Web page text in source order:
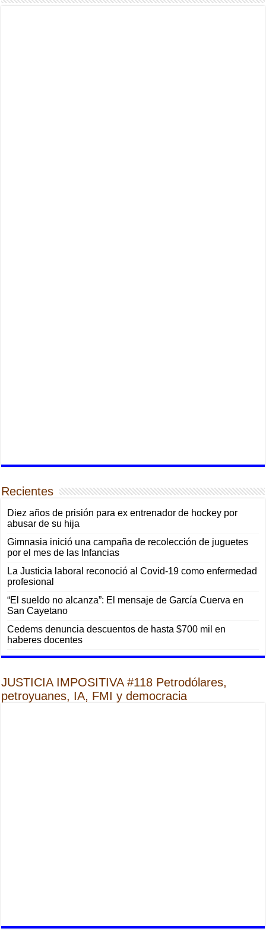
Recientes
Diez años de prisión para ex entrenador de hockey por
abusar de su hija
Gimnasia inició una campaña de recolección de juguetes
por el mes de las Infancias
La Justicia laboral reconoció al Covid-19 como enfermedad
profesional
“El sueldo no alcanza”: El mensaje de García Cuerva en
San Cayetano
Cedems denuncia descuentos de hasta $700 mil en
haberes docentes
JUSTICIA IMPOSITIVA #118 Petrodólares,
petroyuanes, IA, FMI y democracia